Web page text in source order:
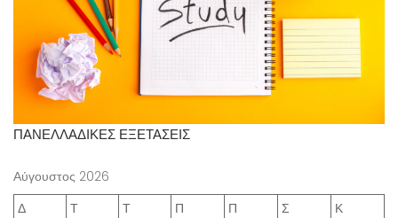
ΠΑΝΕΛΛΑΔΙΚΕΣ ΕΞΕΤΑΣΕΙΣ
Αύγουστος 2026
Δ
Τ Τ Π Π Σ
Κ